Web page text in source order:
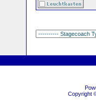
Copyright